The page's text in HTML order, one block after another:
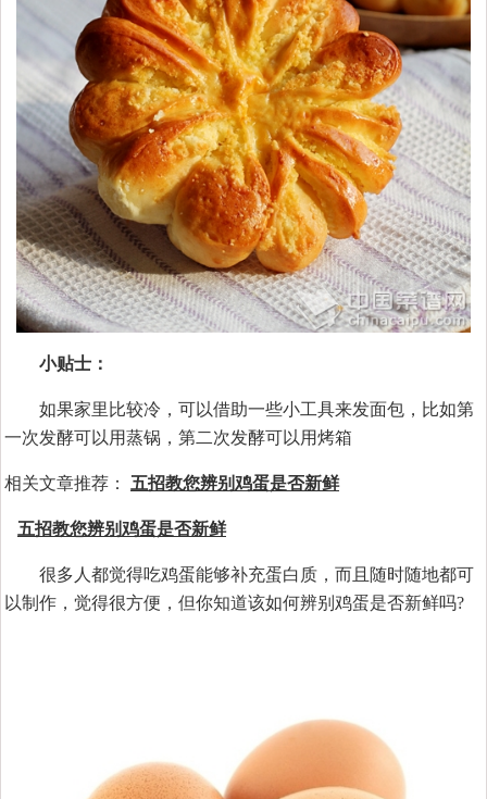
小贴士：
如果家里比较冷，可以借助一些小工具来发面包，比如第
一次发酵可以用蒸锅，第二次发酵可以用烤箱
相关文章推荐： 五招教您辨别鸡蛋是否新鲜
五招教您辨别鸡蛋是否新鲜
很多人都觉得吃鸡蛋能够补充蛋白质，而且随时随地都可
以制作，觉得很方便，但你知道该如何辨别鸡蛋是否新鲜吗?